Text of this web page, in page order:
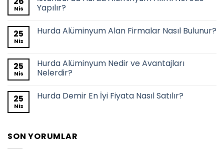
Nis
Yapılır?
25
Nis
Hurda Alüminyum Alan Firmalar Nasıl Bulunur?
25
Nis
Hurda Alüminyum Nedir ve Avantajları
Nelerdir?
25
Nis
Hurda Demir En İyi Fiyata Nasıl Satılır?
SON YORUMLAR